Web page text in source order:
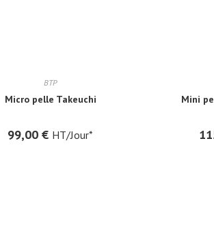
BTP
Micro pelle Takeuchi
99,00 € HT/Jour*
Mini